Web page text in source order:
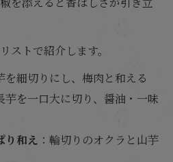
ストで紹介します。
を細切りにし、梅肉と和える
芋を一口大に切り、醤油・一味
り和え ：輪切りのオクラと山芋